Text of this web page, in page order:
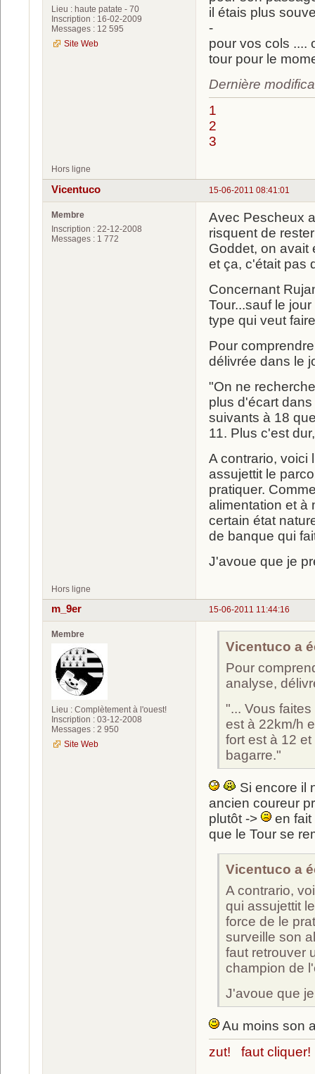
Lieu : haute patate - 70
Inscription : 16-02-2009
Messages : 12 595
Site Web
il étais plus
-
pour vos cols ....
tour pour le
Dernière
1
2
3
Hors ligne
15-06-2011 08:41:01
Vicentuco
Membre
Inscription : 22-12-2008
Messages : 1 772
Avec Pescheux
risquent de
Goddet, on avait
et ça, c'était pas
Concernant
Tour...sauf le
type qui veut
Pour
délivrée dans le
"On ne
plus d'écart
suivants à 18
11. Plus c'est
A contrario, voici
assujettit le
pratiquer.
alimentation et à
certain état
de banque qui
J'avoue que je
Hors ligne
15-06-2011 11:44:16
m_9er
Membre
Lieu : Complètement à l'ouest!
Inscription : 03-12-2008
Messages : 2 950
Site Web
Vicentuco a
Pour
analyse,
"... Vous
est à 22km/h
fort est à 12
bagarre."
Si encore il
ancien coureur
plutôt ->
en
que le Tour se
Vicentuco a
A contrario,
qui assujettit
force de le
surveille son
faut retrouver
champion de
J'avoue que
Au moins son
zut! faut cliquer!